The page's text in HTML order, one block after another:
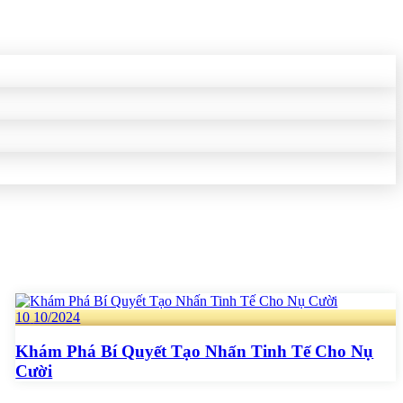
10 10/2024
Khám Phá Bí Quyết Tạo Nhấn Tinh Tế Cho Nụ
Cười